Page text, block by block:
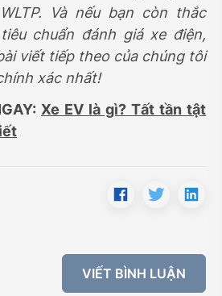
Và nếu bạn còn thắc
chuẩn đánh giá xe điện,
viết tiếp theo của chúng tôi
xác nhất!
Xe EV là gì? Tất tần tật
VIẾT BÌNH LUẬN